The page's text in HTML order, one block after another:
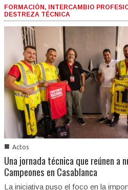
FORMACIÓN, INTERCAMBIO
DESTREZA TÉCNICA
■ Actos
Una jornada técnica que reúnen a
Campeones en Casablanca
La iniciativa puso el foco en la